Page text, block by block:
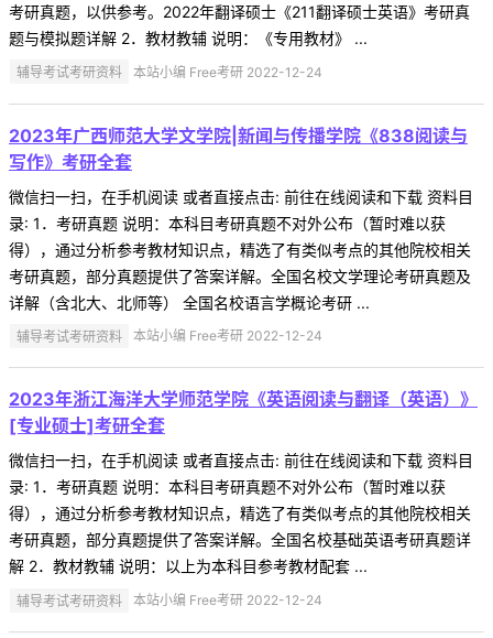
考研真题，以供参考。2022年翻译硕士《211翻译硕士英语》考研真
题与模拟题详解 2．教材教辅 说明：《专用教材》 ...
辅导考试考研资料 本站小编 Free考研 2022-12-24
2023年广西师范大学文学院|新闻与传播学院《838阅读与
写作》考研全套
微信扫一扫，在手机阅读 或者直接点击: 前往在线阅读和下载 资料目
录: 1．考研真题 说明：本科目考研真题不对外公布（暂时难以获
得），通过分析参考教材知识点，精选了有类似考点的其他院校相关
考研真题，部分真题提供了答案详解。全国名校文学理论考研真题及
详解（含北大、北师等） 全国名校语言学概论考研 ...
辅导考试考研资料 本站小编 Free考研 2022-12-24
2023年浙江海洋大学师范学院《英语阅读与翻译（英语）》
[专业硕士]考研全套
微信扫一扫，在手机阅读 或者直接点击: 前往在线阅读和下载 资料目
录: 1．考研真题 说明：本科目考研真题不对外公布（暂时难以获
得），通过分析参考教材知识点，精选了有类似考点的其他院校相关
考研真题，部分真题提供了答案详解。全国名校基础英语考研真题详
解 2．教材教辅 说明：以上为本科目参考教材配套 ...
辅导考试考研资料 本站小编 Free考研 2022-12-24